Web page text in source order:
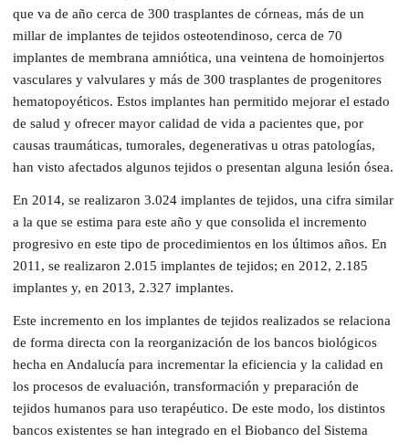
que va de año cerca de 300 trasplantes de córneas, más de un
millar de implantes de tejidos osteotendinoso, cerca de 70
implantes de membrana amniótica, una veintena de homoinjertos
vasculares y valvulares y más de 300 trasplantes de progenitores
hematopoyéticos. Estos implantes han permitido mejorar el estado
de salud y ofrecer mayor calidad de vida a pacientes que, por
causas traumáticas, tumorales, degenerativas u otras patologías,
han visto afectados algunos tejidos o presentan alguna lesión ósea.
En 2014, se realizaron 3.024 implantes de tejidos, una cifra similar
a la que se estima para este año y que consolida el incremento
progresivo en este tipo de procedimientos en los últimos años. En
2011, se realizaron 2.015 implantes de tejidos; en 2012, 2.185
implantes y, en 2013, 2.327 implantes.
Este incremento en los implantes de tejidos realizados se relaciona
de forma directa con la reorganización de los bancos biológicos
hecha en Andalucía para incrementar la eficiencia y la calidad en
los procesos de evaluación, transformación y preparación de
tejidos humanos para uso terapéutico. De este modo, los distintos
bancos existentes se han integrado en el Biobanco del Sistema